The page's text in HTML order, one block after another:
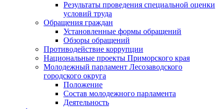
Результаты проведения специальной оценки
условий труда
Обращения граждан
Установленные формы обращений
Обзоры обращений
Противодействие коррупции
Национальные проекты Приморского края
Молодежный парламент Лесозаводского
городского округа
Положение
Состав молодежного парламента
Деятельность